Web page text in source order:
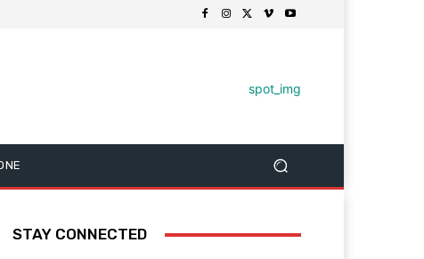
STAY CONNECTED